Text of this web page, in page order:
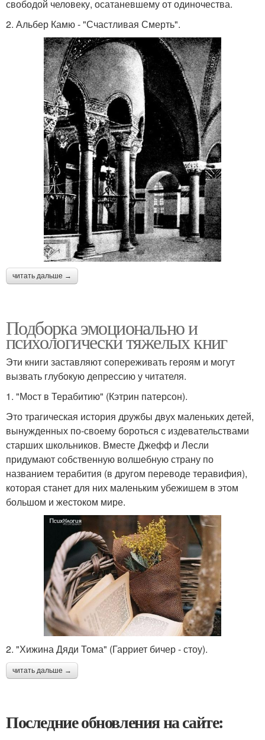
свободой человеку, осатаневшему от одиночества.
2. Альбер Камю - "Счастливая Смерть".
читать дальше →
Подборка эмоционально и
психологически тяжелых книг
Эти книги заставляют сопереживать героям и могут
вызвать глубокую депрессию у читателя.
1. "Мост в Терабитию" (Кэтрин патерсон).
Это трагическая история дружбы двух маленьких детей,
вынужденных по-своему бороться с издевательствами
старших школьников. Вместе Джефф и Лесли
придумают собственную волшебную страну по
названием терабития (в другом переводе теравифия),
которая станет для них маленьким убежишем в этом
большом и жестоком мире.
2. "Хижина Дяди Тома" (Гарриет бичер - стоу).
читать дальше →
Последние обновления на сайте: